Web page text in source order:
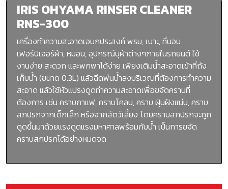
IRIS OHYAMA RINSER CLEANER
RNS-300
เครื่องทำความสะอาดเอนกประสงค์ พรม, เบาะ, ที่นอน
เฟอร์นิเจอร์ผ้า, หมอน, อุปกรณ์บุผ้าต่างๆภายในรถยนต์ ใช้
งานง่าย สะดวก และพกพาได้ง่าย เพียงเติมน้ำสะอาดเข้าที่ถัง
เก็บน้ำ (ขนาด 0.3L) แล้วฉีดพ่นน้ำลงบริเวณที่ต้องการทำความ
สะอาด แล้วใช้หัวแปรงดูดทำความสะอาดเพื่อขจัดคราบที่
ต้องการ เช่น คราบกาแฟ, คราบโคลน, คราบ ฝุ่นฝังแน่น, คราบ
สกปรกจากเด็กเล็ก หรือจากสัตว์เลี้ยง โดยคราบสกปรกจะถูก
ดูดขึ้นมาด้วยแรงดูดแรงมหาศาลพร้อมกับน้ำ เป็นการขจัด
คราบสกปรกได้อย่างหมดจด